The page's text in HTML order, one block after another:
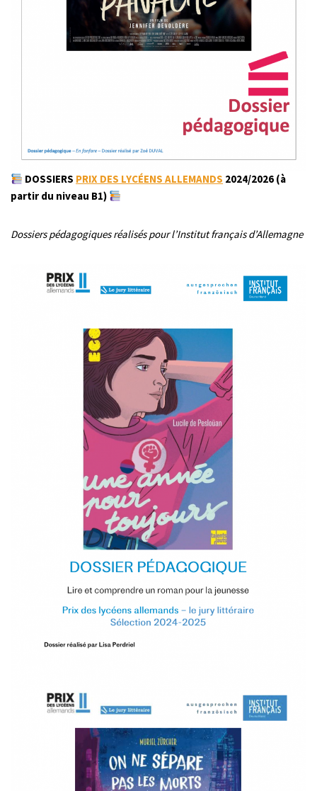
DOSSIERS PRIX DES LYCÉENS ALLEMANDS 2024/2026 (à
partir du niveau B1)
Dossiers pédagogiques réalisés pour l’Institut français d’Allemagne